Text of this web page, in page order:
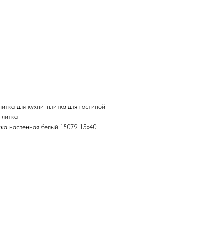
для кухни, плитка для гостиной
настенная белый 15079 15х40